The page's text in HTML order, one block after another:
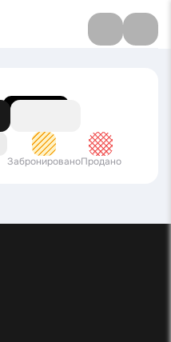
ЗабронированоПродано